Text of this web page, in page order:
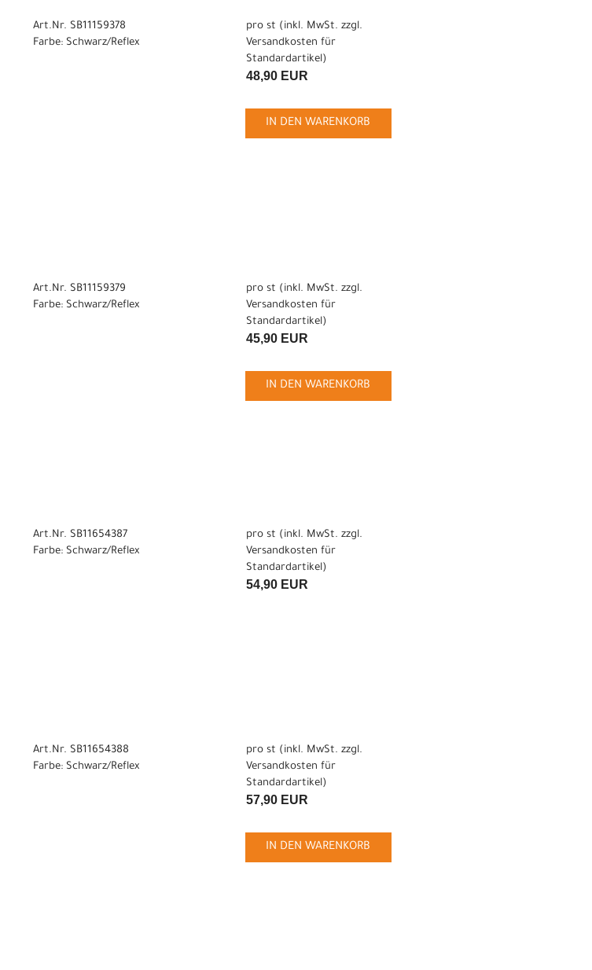
Art.Nr. SB11159378
Farbe: Schwarz/Reflex
pro st (inkl. MwSt. zzgl.
Versandkosten für
Standardartikel)
48,90 EUR
IN DEN WARENKORB
Art.Nr. SB11159379
Farbe: Schwarz/Reflex
pro st (inkl. MwSt. zzgl.
Versandkosten für
Standardartikel)
45,90 EUR
IN DEN WARENKORB
Art.Nr. SB11654387
Farbe: Schwarz/Reflex
pro st (inkl. MwSt. zzgl.
Versandkosten für
Standardartikel)
54,90 EUR
Art.Nr. SB11654388
Farbe: Schwarz/Reflex
pro st (inkl. MwSt. zzgl.
Versandkosten für
Standardartikel)
57,90 EUR
IN DEN WARENKORB